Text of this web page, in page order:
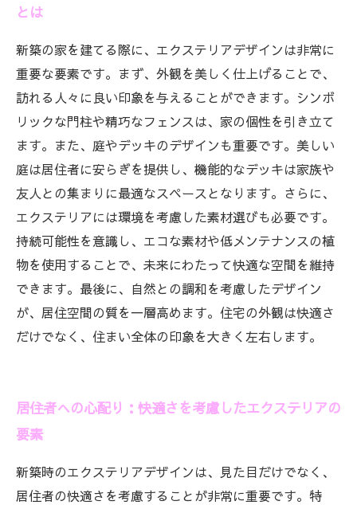
新築計画の成功：外観と快適性を両立させる秘
訣
夢の住まいを実現する：エクステリアがもたら
す素敵な暮らし
とは
新築の家を建てる際に、エクステリアデザインは非常に
重要な要素です。まず、外観を美しく仕上げることで、
訪れる人々に良い印象を与えることができます。シンボ
リックな門柱や精巧なフェンスは、家の個性を引き立て
ます。また、庭やデッキのデザインも重要です。美しい
庭は居住者に安らぎを提供し、機能的なデッキは家族や
友人との集まりに最適なスペースとなります。さらに、
エクステリアには環境を考慮した素材選びも必要です。
持続可能性を意識し、エコな素材や低メンテナンスの植
物を使用することで、未来にわたって快適な空間を維持
できます。最後に、自然との調和を考慮したデザイン
が、居住空間の質を一層高めます。住宅の外観は快適さ
だけでなく、住まい全体の印象を大きく左右します。
居住者への心配り：快適さを考慮したエクステリアの
要素
新築時のエクステリアデザインは、見た目だけでなく、
居住者の快適さを考慮することが非常に重要です。特